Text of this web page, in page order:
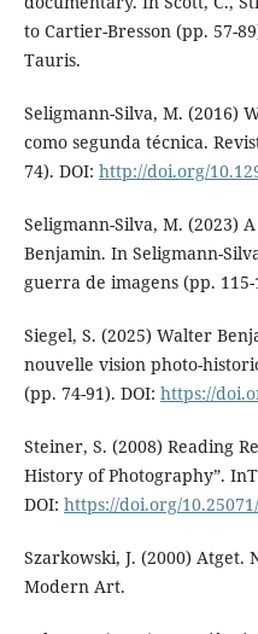
to Cartier-Bresson (pp. 57-
Tauris.
Seligmann-Silva, M. (2016)
como segunda técnica.
74). DOI: http://doi.org/
Seligmann-Silva, M. (2023)
Benjamin. In Seligmann-
guerra de imagens (pp.
Siegel, S. (2025) Walter
nouvelle vision photo-
(pp. 74-91). DOI: https://
Steiner, S. (2008) Reading
History of Photography”.
DOI: https://doi.org/
Szarkowski, J. (2000)
Modern Art.